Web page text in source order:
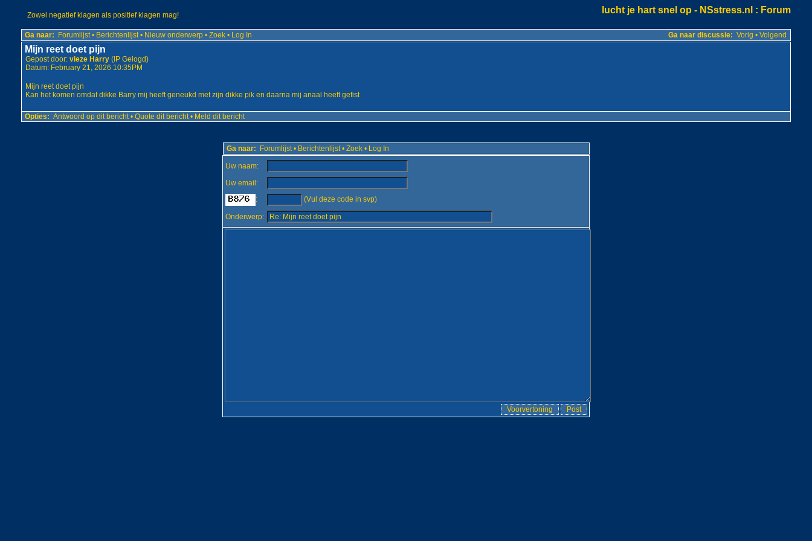
lucht je hart snel op - NSstress.nl : Forum
Zowel negatief klagen als positief klagen mag!
Ga naar discussie: Vorig • Volgend
Ga naar: Forumlijst • Berichtenlijst • Nieuw onderwerp • Zoek • Log In
Mijn reet doet pijn
Gepost door: vieze Harry(IP Gelogd)
Datum: February 21, 2026 10:35PM
Mijn reet doet pijn
Kan het komen omdat dikke Barry mij heeft geneukd met zijn dikke pik en daarna mij anaal heeft gefist
Opties: Antwoord op dit bericht • Quote dit bericht • Meld dit bericht
Ga naar: Forumlijst • Berichtenlijst • Zoek • Log In
Uw naam:
Uw email:
:
(Vul deze code in svp)
Onderwerp: